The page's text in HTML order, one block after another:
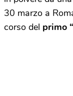
30 marzo a
corso del primo